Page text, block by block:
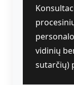
vidinių
sutarčių)